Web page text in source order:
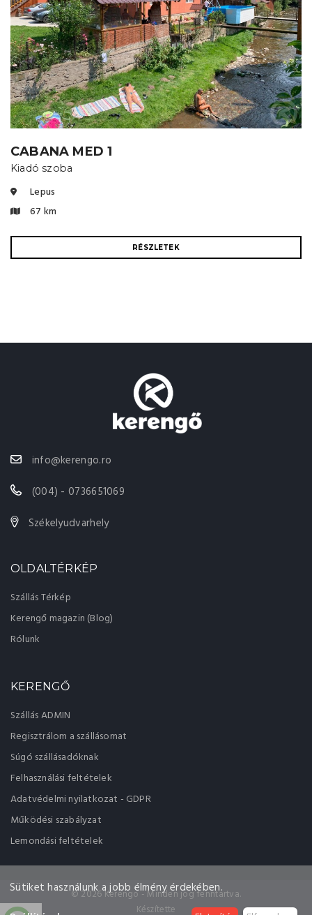
CABANA MED 1
Kiadó szoba
Lepus
67 km
RÉSZLETEK
info@kerengo.ro
(004) - 0736651069
Székelyudvarhely
OLDALTÉRKÉP
Szállás Térkép
Kerengő magazin (Blog)
Rólunk
KERENGŐ
Szállás ADMIN
Regisztrálom a szállásomat
Súgó szállásadóknak
Felhasználási feltételek
Adatvédelmi nyilatkozat - GDPR
Működési szabályzat
Lemondási feltételek
© 2026 Kerengo - Minden jog fenntartva.
Készítette
Sütiket használunk a jobb élmény érdekében.